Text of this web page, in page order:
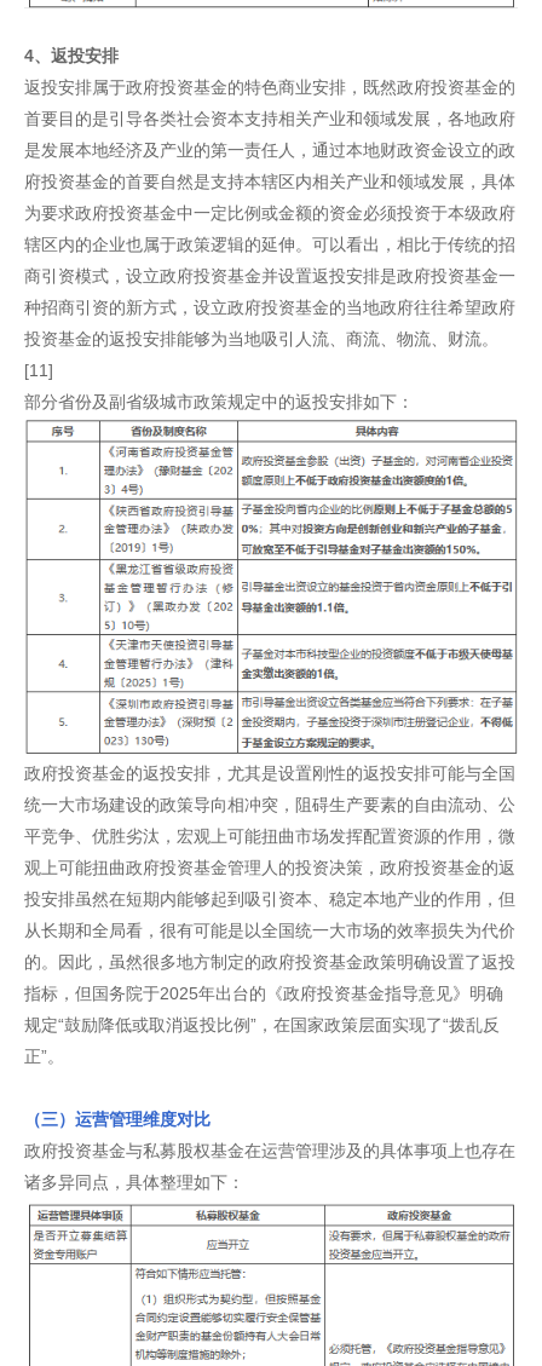
4、返投安排
返投安排属于政府投资基金的特色商业安排，既然政府投资基金的
首要目的是引导各类社会资本支持相关产业和领域发展，各地政府
是发展本地经济及产业的第一责任人，通过本地财政资金设立的政
府投资基金的首要自然是支持本辖区内相关产业和领域发展，具体
为要求政府投资基金中一定比例或金额的资金必须投资于本级政府
辖区内的企业也属于政策逻辑的延伸。可以看出，相比于传统的招
商引资模式，设立政府投资基金并设置返投安排是政府投资基金一
种招商引资的新方式，设立政府投资基金的当地政府往往希望政府
投资基金的返投安排能够为当地吸引人流、商流、物流、财流。
[11]
部分省份及副省级城市政策规定中的返投安排如下：
政府投资基金的返投安排，尤其是设置刚性的返投安排可能与全国
统一大市场建设的政策导向相冲突，阻碍生产要素的自由流动、公
平竞争、优胜劣汰，宏观上可能扭曲市场发挥配置资源的作用，微
观上可能扭曲政府投资基金管理人的投资决策，政府投资基金的返
投安排虽然在短期内能够起到吸引资本、稳定本地产业的作用，但
从长期和全局看，很有可能是以全国统一大市场的效率损失为代价
的。因此，虽然很多地方制定的政府投资基金政策明确设置了返投
指标，但国务院于2025年出台的《政府投资基金指导意见》明确
规定“鼓励降低或取消返投比例”，在国家政策层面实现了“拨乱反
正”。
（三）运营管理维度对比
政府投资基金与私募股权基金在运营管理涉及的具体事项上也存在
诸多异同点，具体整理如下：